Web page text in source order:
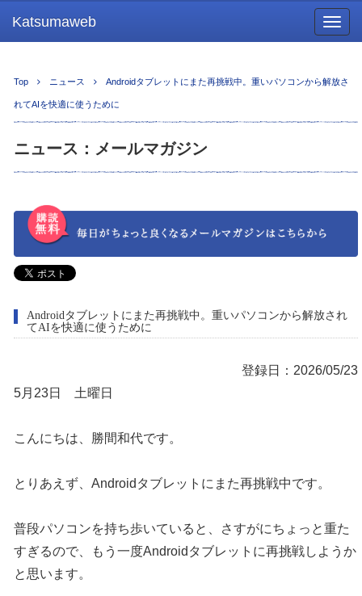
Katsumaweb
Top ニュース Androidタブレットにまた再挑戦中。重いパソコンから解放さ
れてAIを快適に使うために
ニュース：メールマガジン
Androidタブレットにまた再挑戦中。重いパソコンから解放され
てAIを快適に使うために
登録日：2026/05/23
5月23日 土曜日
こんにちは、勝間和代です。
とりあえず、Androidタブレットにまた再挑戦中です。
普段パソコンを持ち歩いていると、さすがにちょっと重た
すぎるので、もう一度Androidタブレットに再挑戦しようか
と思います。